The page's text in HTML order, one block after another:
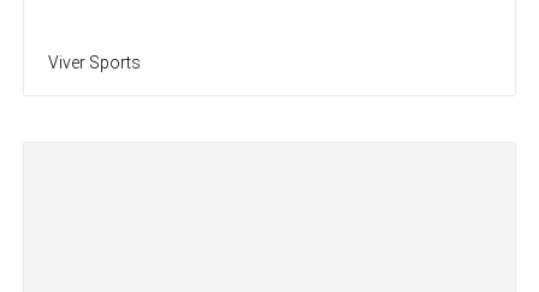
Viver Sports